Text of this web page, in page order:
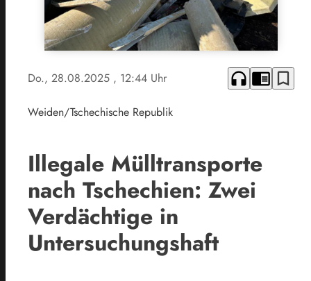
Do., 28.08.2025 , 12:44 Uhr headphones chrome_reader_mode bookmark_border
Weiden/Tschechische Republik
Illegale Mülltransporte
nach Tschechien: Zwei
Verdächtige in
Untersuchungshaft